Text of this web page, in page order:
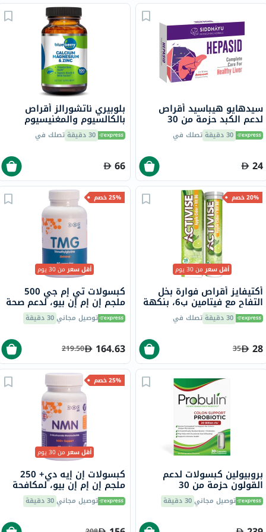
سيدهايو هيباسيد أقراص
لدعم الكبد حزمة من 30
30 دقيقة تصلك في
24
بلوبيري ناتشورالز أقراص
بالكالسيوم والمغنيسيوم
والزنك، 100 قطعة30 دقيقة تصلك في
66
20% خصم
أقل سعرمن 30 يوم
أكتيفايز أقراص فوارة بخل
التفاح مع فيتامين ب6، بنكهة
الحمضيات، حزمة من 20
30 دقيقة تصلك في
28
35
25% خصم
أقل سعرمن 30 يوم
كبسولات تي إم جي 500
ملجم إن إم إن بيو، لدعم صحة
الحمض النووي والكبد - 90
كبسولةتوصيل مجاني30 دقيقة
164.63
219.50
بروبيولين كبسولات لدعم
القولون حزمة من 30
توصيل مجاني30 دقيقة
25% خصم
أقل سعرمن 30 يوم
كبسولات إن إيه دي+ 250
ملجم إن إم إن بيو، لمكافحة
الشيخوخة - 30 كبسولةتوصيل مجاني30 دقيقة